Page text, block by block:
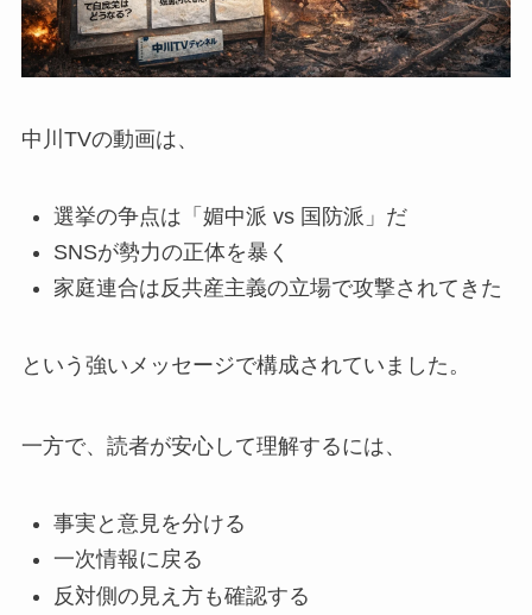
中川TVの動画は、
選挙の争点は「媚中派 vs 国防派」だ
SNSが勢力の正体を暴く
家庭連合は反共産主義の立場で攻撃されてきた
という強いメッセージで構成されていました。
一方で、読者が安心して理解するには、
事実と意見を分ける
一次情報に戻る
反対側の見え方も確認する